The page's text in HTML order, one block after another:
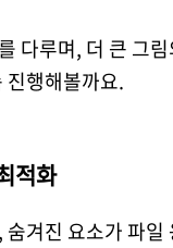
다루며, 더 큰 그
진행해볼까요.
적화
겨진 요소가 파